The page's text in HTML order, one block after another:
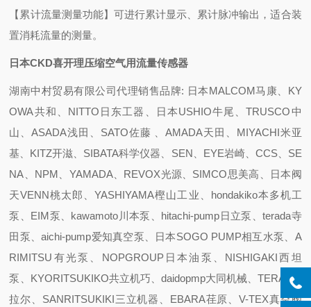
【累计流量测量功能】 可进行累计显示、累计脉冲输出，适合装
置消耗流量的测量。
日本CKD喜开理压缩空气用流量传感器
湖南中村贸易有限公司代理销售品牌: 日本MALCOM马康、KY
OWA共和、NITTO日东工器、日本USHIO牛尾、TRUSCO中
山、ASADA浅田、SATO佐藤 、AMADA天田、MIYACHI米亚
基、KITZ开滋、SIBATA科学仪器、SEN、EYE岩崎、CCS、SE
NA、NPM、YAMADA、REVOX光源、SIMCO思美高、日本阀
天VENN桃太郎、YASHIYAMA樫山工业、hondakiko本多机工
泵、EIM泵、kawamoto川本泵、hitachi-pump日立泵、terada寺
田泵、aichi-pump爱知真空泵、日本SOGO PUMP相互水泵、A
RIMITSU有光泵、NOPGROUP日本油泵、NISHIGAKI西坦
泵、KYORITSUKIKO共立机巧、daidopmp大同机械、TERAL泰
拉尔、SANRITSUKIKI三立机器、EBARA荏原、V-TEX真空阀